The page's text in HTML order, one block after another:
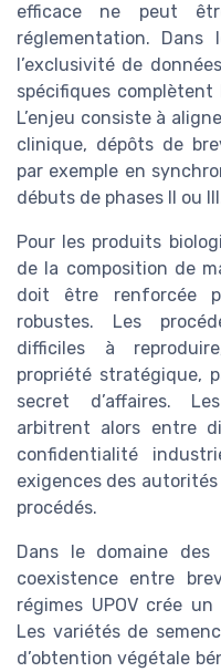
efficace ne peut
réglementation. Dans
l’exclusivité de
spécifiques
L’enjeu consiste à
clinique, dépôts de
par exemple en
débuts de phases II ou
Pour les produits
de la composition de
doit être renforcée
robustes. Les
difficiles à
propriété stratégique,
secret d’affaires.
arbitrent alors entre
confidentialité
exigences des
procédés.
Dans le domaine des
coexistence entre
régimes UPOV crée
Les variétés de
d’obtention végétale